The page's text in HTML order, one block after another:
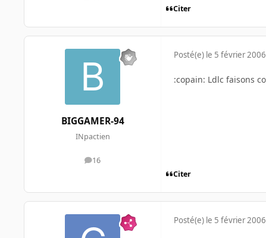
Citer
BIGGAMER-94
INpactien
16
messages
Posté(e) le 5 février 2006
:copain: Ldlc faisons
Citer
Posté(e) le 5 février 2006